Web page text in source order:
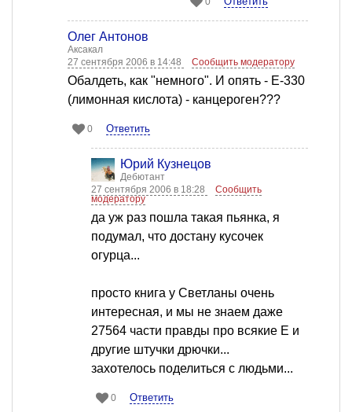
Олег Антонов
Аксакал
27 сентября 2006 в 14:48
Сообщить модератору
Обалдеть, как "немного". И опять - Е-330
(лимонная кислота) - канцероген???
0 Ответить
Юрий Кузнецов
Дебютант
27 сентября 2006 в 18:28
Сообщить
модератору
да уж раз пошла такая пьянка, я
подумал, что достану кусочек
огурца...
просто книга у Светланы очень
интересная, и мы не знаем даже
27564 части правды про всякие Е и
другие штучки дрючки...
захотелось поделиться с людьми...
0 Ответить